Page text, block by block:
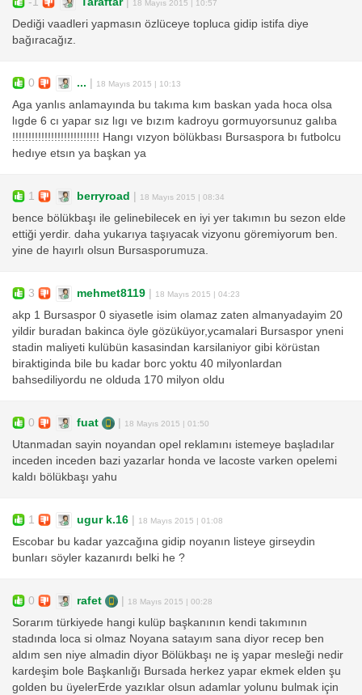
18 Mayıs 2015 | 10:57
Dediği vaadleri yapmasın özlüceye topluca gidip istifa diye
bağıracağız.
0 ... 18 Mayıs 2015 | 10:13
Aga yanlıs anlamayında bu takıma kım baskan yada hoca olsa
lıgde 6 cı yapar sız lıgı ve bızım kadroyu gormuyorsunuz galıba
!!!!!!!!!!!!!!!!!!!!!!!!!!! Hangı vızyon bölükbası Bursaspora bı futbolcu
hedıye etsın ya başkan ya
1 berryroad 18 Mayıs 2015 | 08:34
bence bölükbaşı ile gelinebilecek en iyi yer takımın bu sezon elde
ettiği yerdir. daha yukarıya taşıyacak vizyonu göremiyorum ben.
yine de hayırlı olsun Bursasporumuza.
3 mehmet8119 18 Mayıs 2015 | 04:23
akp 1 Bursaspor 0 siyasetle isim olamaz zaten almanyadayim 20
yildir buradan bakinca öyle gözüküyor,ycamalari Bursaspor yneni
stadin maliyeti kulübün kasasindan karsilaniyor gibi körüstan
biraktiginda bile bu kadar borc yoktu 40 milyonlardan
bahsediliyordu ne olduda 170 milyon oldu
0 fuat 18 Mayıs 2015 | 01:50
Utanmadan sayin noyandan opel reklamını istemeye başladılar
inceden inceden bazi yazarlar honda ve lacoste varken opelemi
kaldı bölükbaşı yahu
1 ugur k.16 18 Mayıs 2015 | 01:08
Escobar bu kadar yazcağına gidip noyanın listeye girseydin
bunları söyler kazanırdı belki he ?
0 rafet 18 Mayıs 2015 | 00:28
Sorarım türkiyede hangi kulüp başkanının kendi takımının
stadında loca si olmaz Noyana satayım sana diyor recep ben
aldım sen niye almadin diyor Bölükbaşı ne iş yapar mesleği nedir
kardeşim bole Başkanlığı Bursada herkez yapar ekmek elden şu
golden bu üyelerErde yazıklar olsun adamlar yolunu bulmak için